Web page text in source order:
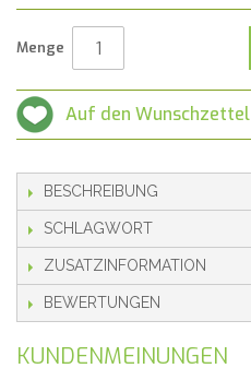
Menge
Auf den Wunschzettel
BESCHREIBUNG
SCHLAGWORT
ZUSATZINFORMATION
BEWERTUNGEN
KUNDENMEINUNGEN